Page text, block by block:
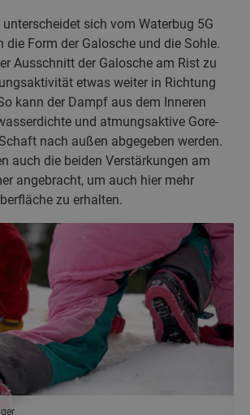
unterscheidet sich vom Waterbug 5G
die Form der Galosche und die Sohle.
Ausschnitt der Galosche am Rist zu
etwas weiter in Richtung
kann der Dampf aus dem Inneren
und atmungsaktive Gore-
nach außen abgegeben werden.
auch die beiden Verstärkungen am
angebracht, um auch hier mehr
zu erhalten.